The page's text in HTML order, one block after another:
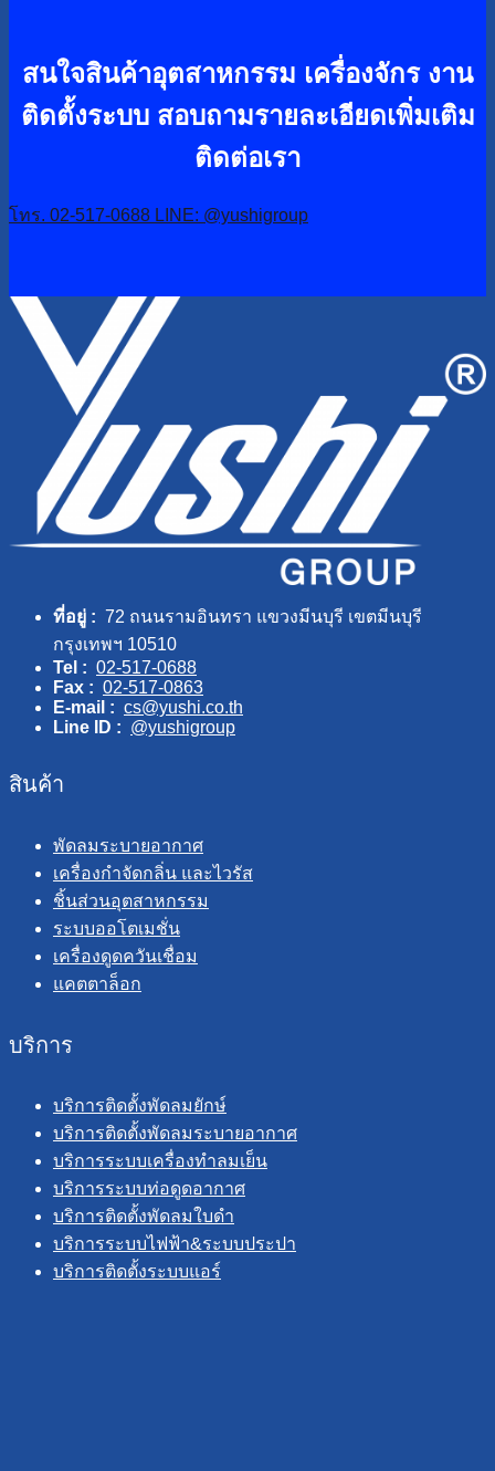
สนใจสินค้าอุตสาหกรรม เครื่องจักร งาน
ติดตั้งระบบ สอบถามรายละเอียดเพิ่มเติม
ติดต่อเรา
โทร. 02-517-0688 LINE: @yushigroup
ที่อยู่ : 72 ถนนรามอินทรา แขวงมีนบุรี เขตมีนบุรี
กรุงเทพฯ 10510
Tel : 02-517-0688
Fax : 02-517-0863
E-mail : cs@yushi.co.th
Line ID : @yushigroup
สินค้า
พัดลมระบายอากาศ
เครื่องกำจัดกลิ่น และไวรัส
ชิ้นส่วนอุตสาหกรรม
ระบบออโตเมชั่น
เครื่องดูดควันเชื่อม
แคตตาล็อก
บริการ
บริการติดตั้งพัดลมยักษ์
บริการติดตั้งพัดลมระบายอากาศ
บริการระบบเครื่องทำลมเย็น
บริการระบบท่อดูดอากาศ
บริการติดตั้งพัดลมใบดำ
บริการระบบไฟฟ้า&ระบบประปา
บริการติดตั้งระบบแอร์